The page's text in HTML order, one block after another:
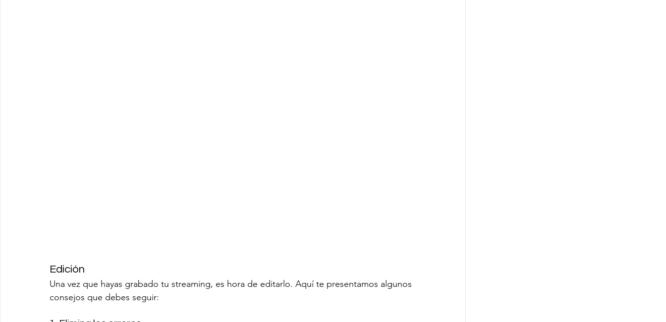
Edición
Una vez que hayas grabado tu streaming, es hora de editarlo. Aquí te presentamos algunos
consejos que debes seguir: